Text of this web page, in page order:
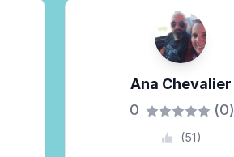
Zonas de trabajo
Selecciona las zonas...
Ana Chevalier
0
(0)
(51)